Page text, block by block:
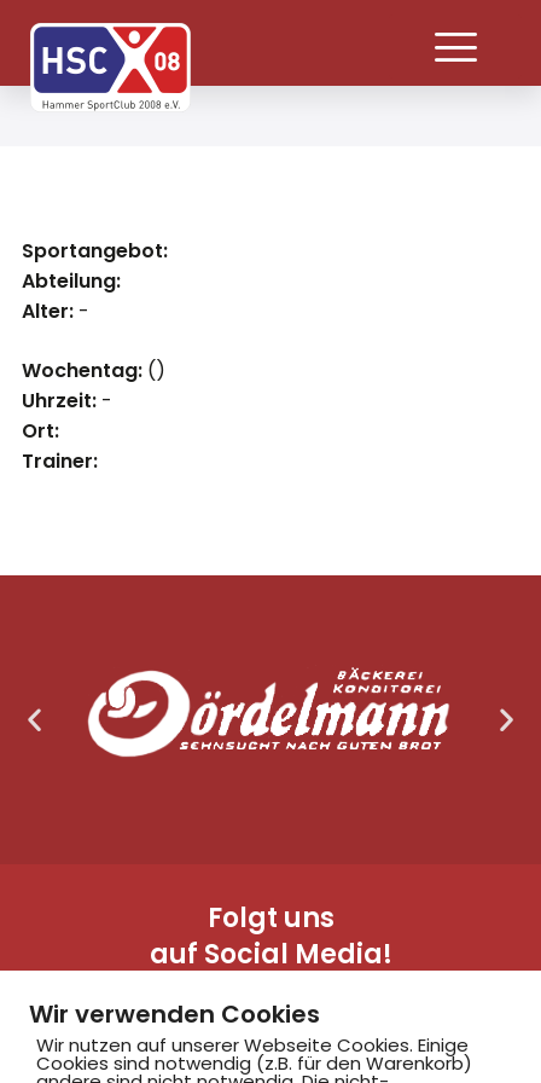
Sportangebot:
Abteilung:
Alter: -
Wochentag: ()
Uhrzeit: -
Ort:
Trainer:
Folgt uns
auf Social Media!
Wir verwenden Cookies
Wir nutzen auf unserer Webseite Cookies. Einige
Cookies sind notwendig (z.B. für den Warenkorb)